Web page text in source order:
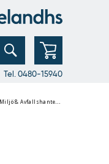
Tel. 0480-15940
Miljö & Avfallshantering